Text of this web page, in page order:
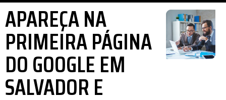
APAREÇA NA
PRIMEIRA PÁGINA
DO GOOGLE EM
SALVADOR E